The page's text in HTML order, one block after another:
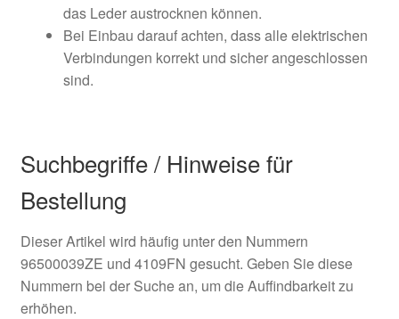
das Leder austrocknen können.
Bei Einbau darauf achten, dass alle elektrischen
Verbindungen korrekt und sicher angeschlossen
sind.
Suchbegriffe / Hinweise für
Bestellung
Dieser Artikel wird häufig unter den Nummern
96500039ZE und 4109FN gesucht. Geben Sie diese
Nummern bei der Suche an, um die Auffindbarkeit zu
erhöhen.